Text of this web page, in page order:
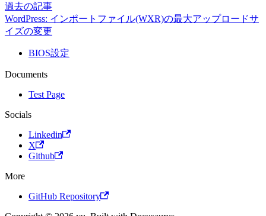
過去の記事
WordPress: インポートファイル(WXR)の最大アップロードサ
イズの変更
BIOS設定
Documents
Test Page
Socials
Linkedin
X
Github
More
GitHub Repository